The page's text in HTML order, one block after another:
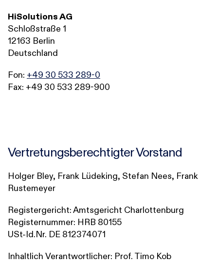
Karriere
Research-Blog
Über uns
HiSolutions AG
Schloßstraße 1
12163 Berlin
Deutschland
Fon: +49 30 533 289-0
Fax: +49 30 533 289-900
Vertretungsberechtigter Vorstand
Holger Bley, Frank Lüdeking, Stefan Nees, Frank
Rustemeyer
Registergericht: Amtsgericht Charlottenburg
Registernummer: HRB 80155
USt-Id.Nr. DE 812374071
Inhaltlich Verantwortlicher: Prof. Timo Kob